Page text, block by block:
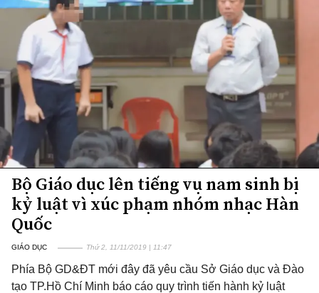
Bộ Giáo dục lên tiếng vụ nam sinh bị
kỷ luật vì xúc phạm nhóm nhạc Hàn
Quốc
GIÁO DỤC Thứ 2, 11/11/2019 | 11:47
Phía Bộ GD&ĐT mới đây đã yêu cầu Sở Giáo dục và Đào
tạo TP.Hồ Chí Minh báo cáo quy trình tiến hành kỷ luật